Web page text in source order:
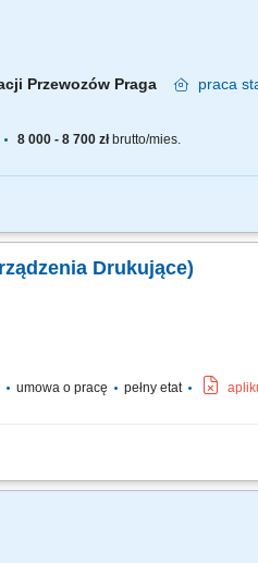
Przewozów Praga praca
8 000 - 8 700 złbrutto/mies.
oraz napraw tramwajów
Drukujące)
umowa o pracę pełny etat
bezpośrednio w siedzibach naszych